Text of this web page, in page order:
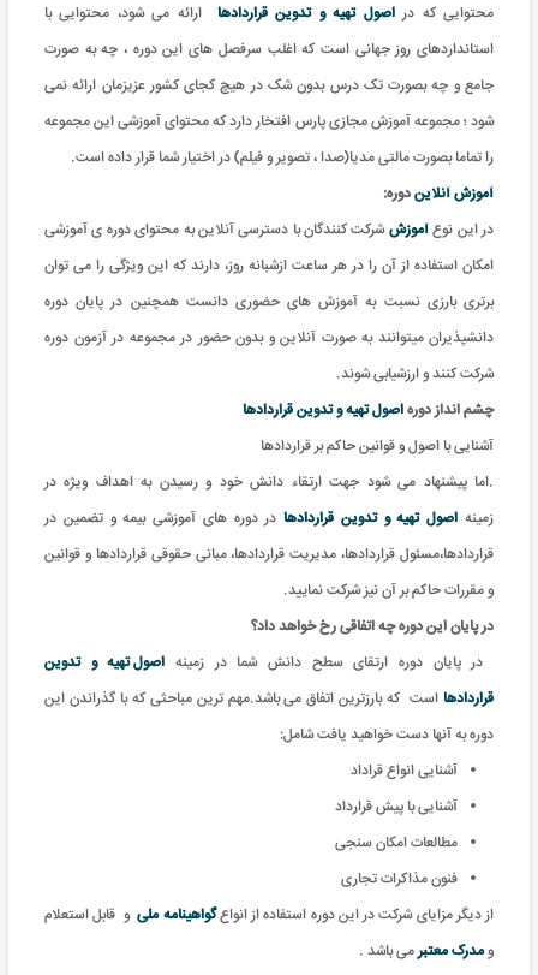
محتوایی که دراصول تهیه و تدوین قراردادها
ارائه می شود، محتوایی با
استانداردهای روز جهانی است که اغلب سرفصل های این دوره ، چه به صورت
جامع و چه بصورت تک درس بدون شک در هیچ کجای کشور عزیزمان ارائه نمی
شود ؛ مجموعه آموزش مجازی پارس افتخار دارد که محتوای آموزشی این مجموعه
را تماما بصورت مالتی مدیا(صدا ، تصویر و فیلم) در اختیار شما قرار داده است.
آموزش آنلایندوره:
در این نوعآموزششرکت کنندگان با دسترسی آنلاین به محتوای دوره ی آموزشی
امکان استفاده از آن را در هر ساعت ازشبانه روز، دارند که این ویژگی را می توان
برتری بارزی نسبت به آموزش های حضوری دانست همچنین در پایان دوره
دانشپذیران میتوانند به صورت آنلاین و بدون حضور در مجموعه در آزمون دوره
شرکت کنند و ارزشیابی شوند.
چشم انداز دورهاصول تهیه و تدوین قراردادها
آشنایی با اصول و قوانین حاکم بر قراردادها
.اما پیشنهاد می شود جهت ارتقاء دانش خود و رسیدن به اهداف ویژه در
زمینه اصول تهیه و تدوین قراردادهادر دوره های آموزشی بیمه و تضمین در
قراردادها،مسئول قراردادها، مدیریت قراردادها، مبانی حقوقی قراردادها و قوانین
و مقررات حاکم بر آن نیز شرکت نمایید.
در پایان این دوره چه اتفاقی رخ خواهد داد؟
در پایان دوره ارتقای سطح دانش شما در زمینه اصول تهیه و تدوین
قراردادها است که بارزترین اتفاق می باشد.مهم ترین مباحثی که با گذراندن این
دوره به آنها دست خواهید یافت شامل:
آشنایی انواع قراداد
آشنایی با پیش قرارداد
مطالعات امکان سنجی
فنون مذاکرات تجاری
از دیگر مزایای شرکت در این دوره استفاده از انواعگواهینامه ملیو قابل استعلام
ومدرک معتبرمی باشد .